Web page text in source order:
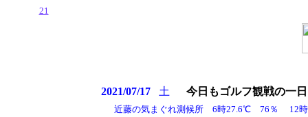
21
2021/07/17 土 今日もゴルフ観戦の一
近藤の気まぐれ測候所 6時27.6℃ 76％